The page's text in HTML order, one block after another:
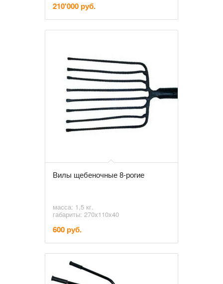
210'000 руб.
Вилы щебеночные 8-рогие
масса: 1,5 кг.
габариты: 270х110х40
600 руб.